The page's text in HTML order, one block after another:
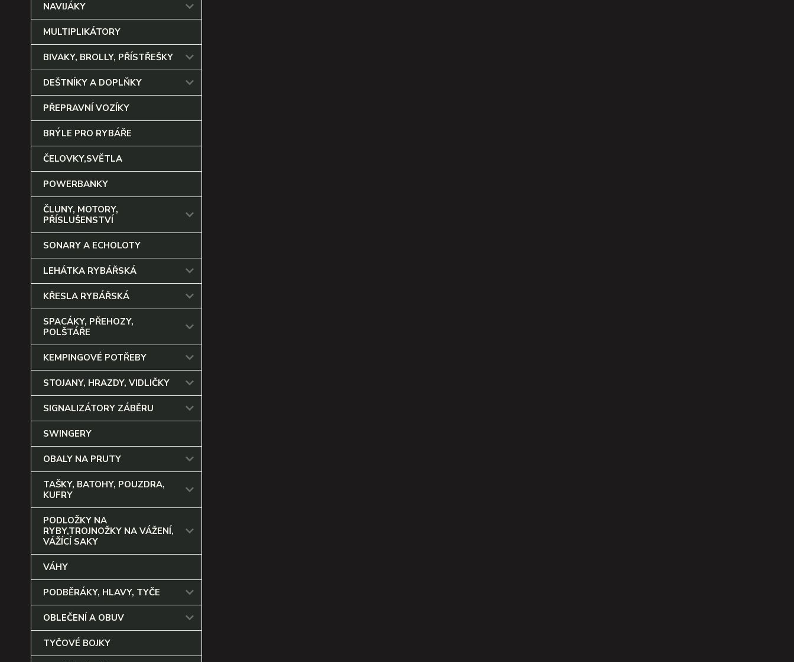
NAVIJÁKY
MULTIPLIKÁTORY
BIVAKY, BROLLY, PŘÍSTŘEŠKY
DEŠTNÍKY A DOPLŇKY
PŘEPRAVNÍ VOZÍKY
BRÝLE PRO RYBÁŘE
ČELOVKY,SVĚTLA
POWERBANKY
ČLUNY, MOTORY,
PŘÍSLUŠENSTVÍ
SONARY A ECHOLOTY
LEHÁTKA RYBÁŘSKÁ
KŘESLA RYBÁŘSKÁ
SPACÁKY, PŘEHOZY,
POLŠTÁŘE
KEMPINGOVÉ POTŘEBY
STOJANY, HRAZDY, VIDLIČKY
SIGNALIZÁTORY ZÁBĚRU
SWINGERY
OBALY NA PRUTY
TAŠKY, BATOHY, POUZDRA,
KUFRY
PODLOŽKY NA
RYBY,TROJNOŽKY NA VÁŽENÍ,
VÁŽÍCÍ SAKY
VÁHY
PODBĚRÁKY, HLAVY, TYČE
OBLEČENÍ A OBUV
TYČOVÉ BOJKY